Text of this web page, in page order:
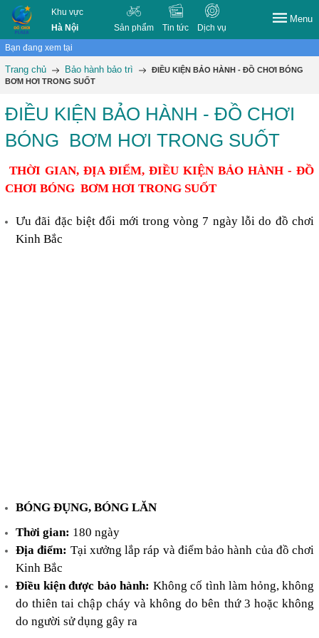
Khu vực
Hà Nội
Sản phẩm Tin tức Dịch vụ
Menu
Bạn đang xem tại
Trang chủ Bảo hành bảo trì
ĐIỀU KIỆN BẢO HÀNH - ĐỒ CHƠI BÓNG
BƠM HƠI TRONG SUỐT
ĐIỀU KIỆN BẢO HÀNH - ĐỒ CHƠI
BÓNG BƠM HƠI TRONG SUỐT
THỜI GIAN, ĐỊA ĐIỂM, ĐIỀU KIỆN BẢO HÀNH - ĐỒ
CHƠI BÓNG BƠM HƠI TRONG SUỐT
Ưu đãi đặc biệt đổi mới trong vòng 7 ngày lỗi do đồ chơi
Kinh Bắc
BÓNG ĐỤNG, BÓNG LĂN
Thời gian: 180 ngày
Địa điểm: Tại xưởng lắp ráp và điểm bảo hành của đồ chơi
Kinh Bắc
Điều kiệnđược bảo hành: Không cố tình làm hỏng, không
do thiên tai chập cháy và không do bên thứ 3 hoặc không
do người sử dụng gây ra
trang chủ danh mục